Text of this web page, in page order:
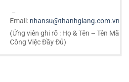
–
Email: nhansu@thanhgiang.com.vn
(Ứng viên ghi rõ : Họ & Tên – Tên Mã
Công Việc Đầy Đủ)